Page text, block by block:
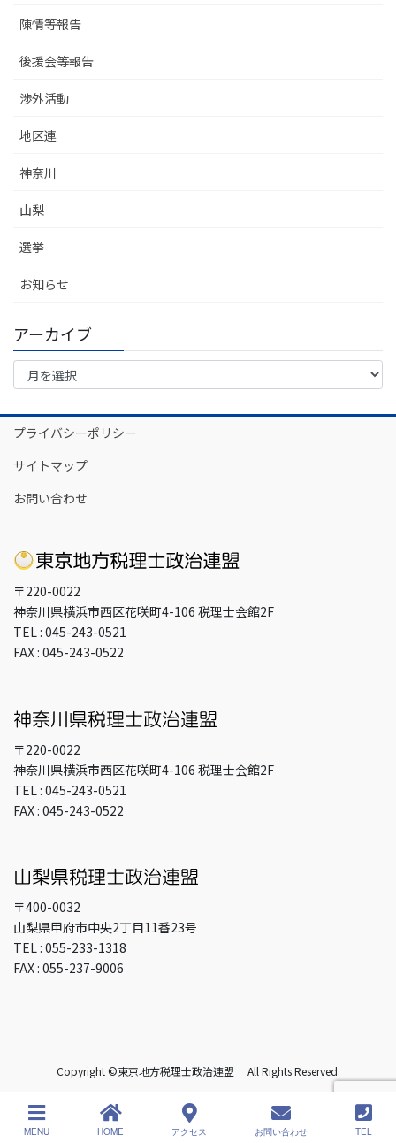
陳情等報告
後援会等報告
渉外活動
地区連
神奈川
山梨
選挙
お知らせ
アーカイブ
ア
イ
ブ
プライバシーポリシー
サイトマップ
お問い合わせ
〒220-0022
神奈川県横浜市西区花咲町4-106 税理士会館2F
TEL : 045-243-0521
FAX : 045-243-0522
〒220-0022
神奈川県横浜市西区花咲町4-106 税理士会館2F
TEL : 045-243-0521
FAX : 045-243-0522
〒400-0032
山梨県甲府市中央2丁目11番23号
TEL : 055-233-1318
FAX : 055-237-9006
Copyright ©東京地方税理士政治連盟 All Rights Reserved.
MENU HOME アクセス お問い合わせ TEL